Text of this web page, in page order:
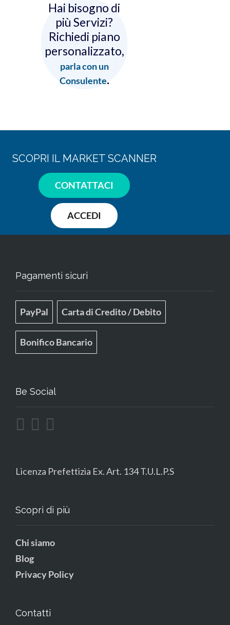
Hai bisogno di
più Servizi?
Richiedi piano
personalizzato,
parla con un
Consulente.
SCOPRI IL MARKET SCANNER
CONTATTACI
ACCEDI
Pagamenti sicuri
PayPal Carta di Credito / Debito
Bonifico Bancario
Be Social
Licenza Prefettizia Ex. Art. 134 T.U.L.P.S
Scopri di più
Chi siamo
Blog
Privacy Policy
Contatti